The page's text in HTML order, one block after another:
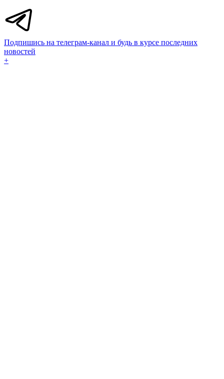
Подпишись на телеграм-канал и будь в курсе последних
новостей
+